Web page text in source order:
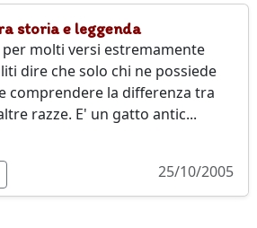
storia e leggenda
molti versi estremamente
dire che solo chi ne possiede
comprendere la differenza tra
razze. E' un gatto antic...
25/10/2005